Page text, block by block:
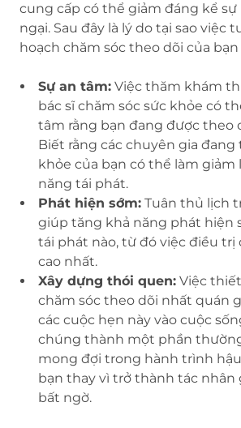
cung cấp có thể giảm đáng kể sự
ngại. Sau đây là lý do tại sao việc
hoạch chăm sóc theo dõi của bạn
Sự an tâm: Việc thăm khám
bác sĩ chăm sóc sức khỏe có
tâm rằng bạn đang được theo
Biết rằng các chuyên gia đang
khỏe của bạn có thể làm giảm
năng tái phát.
Phát hiện sớm: Tuân thủ lịch
giúp tăng khả năng phát hiện
tái phát nào, từ đó việc điều trị
cao nhất.
Xây dựng thói quen: Việc
chăm sóc theo dõi nhất quán
các cuộc hẹn này vào cuộc
chúng thành một phần
mong đợi trong hành trình
bạn thay vì trở thành tác nhân
bất ngờ.